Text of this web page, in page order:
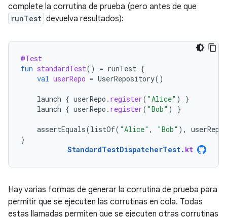
complete la corrutina de prueba (pero antes de que
runTest devuelva resultados):
@Test
fun standardTest() = runTest {
val userRepo = UserRepository()
launch { userRepo . register( "Alice" )
}
launch { userRepo . register( "Bob" ) }
assertEquals(listOf( "Alice" , "Bob" ), userRepo
}
StandardTestDispatcherTest. kt
Hay varias formas de generar la corrutina de prueba para
permitir que se ejecuten las corrutinas en cola. Todas
estas llamadas permiten que se ejecuten otras corrutinas